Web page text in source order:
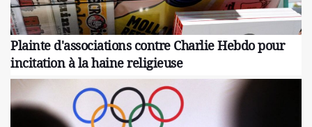
Plainte d'associations contre Charlie Hebdo pour
incitation à la haine religieuse